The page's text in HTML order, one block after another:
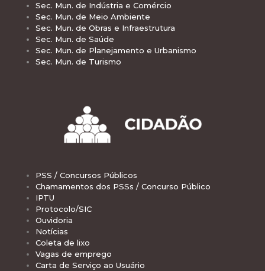
Sec. Mun. de Indústria e Comércio
Sec. Mun. de Meio Ambiente
Sec. Mun. de Obras e Infraestrutura
Sec. Mun. de Saúde
Sec. Mun. de Planejamento e Urbanismo
Sec. Mun. de Turismo
PSS / Concursos Públicos
Chamamentos dos PSSs / Concurso Público
IPTU
Protocolo/SIC
Ouvidoria
Notícias
Coleta de lixo
Vagas de emprego
Carta de Serviço ao Usuário